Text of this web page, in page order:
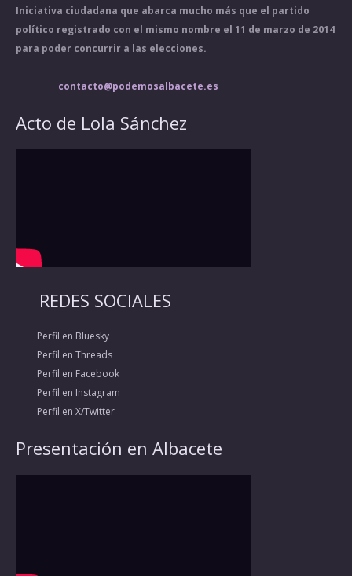
Iniciativa ciudadana que abarca mucho más que el partido
político registrado con el mismo nombre el 11 de marzo de 2014
para poder concurrir a las elecciones.
contacto@podemosalbacete.es
Acto de Lola Sánchez
REDES SOCIALES
Perfil en Bluesky
Perfil en Threads
Perfil en Facebook
Perfil en Instagram
Perfil en X/Twitter
Presentación en Albacete